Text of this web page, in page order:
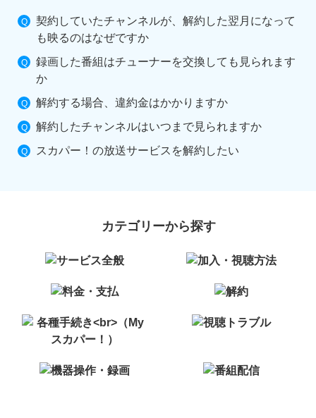
契約していたチャンネルが、解約した翌月になって
も映るのはなぜですか
録画した番組はチューナーを交換しても見られます
か
解約する場合、違約金はかかりますか
解約したチャンネルはいつまで見られますか
スカパー！の放送サービスを解約したい
カテゴリーから探す